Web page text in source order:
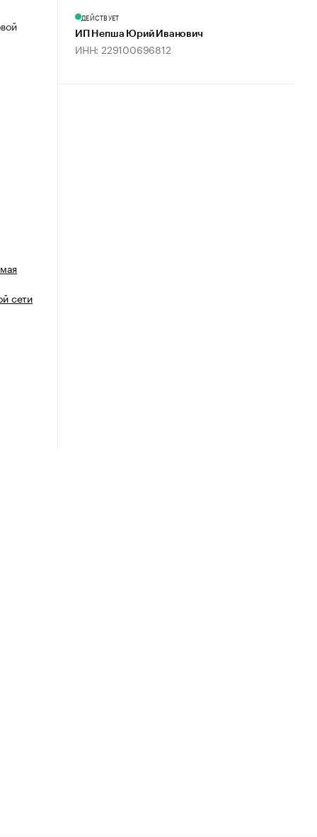
сети
ДЕЙСТВУЕТ
ИП Непша Юрий Иванович
ИНН: 229100696812